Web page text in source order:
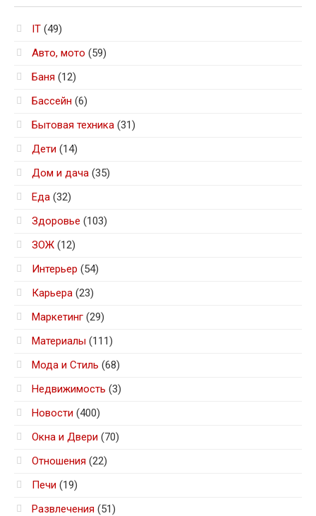
IT (49)
Авто, мото (59)
Баня (12)
Бассейн (6)
Бытовая техника (31)
Дети (14)
Дом и дача (35)
Еда (32)
Здоровье (103)
ЗОЖ (12)
Интерьер (54)
Карьера (23)
Маркетинг (29)
Материалы (111)
Мода и Стиль (68)
Недвижимость (3)
Новости (400)
Окна и Двери (70)
Отношения (22)
Печи (19)
Развлечения (51)